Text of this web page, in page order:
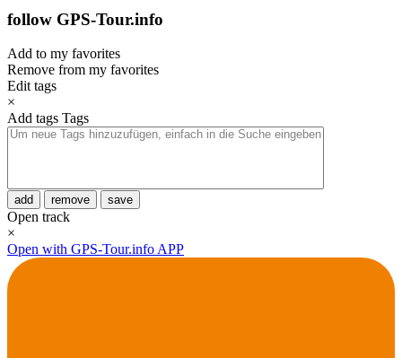
follow GPS-Tour.info
Add to my favorites
Remove from my favorites
Edit tags
×
Add tags Tags
add remove save
Open track
×
Open with GPS-Tour.info APP